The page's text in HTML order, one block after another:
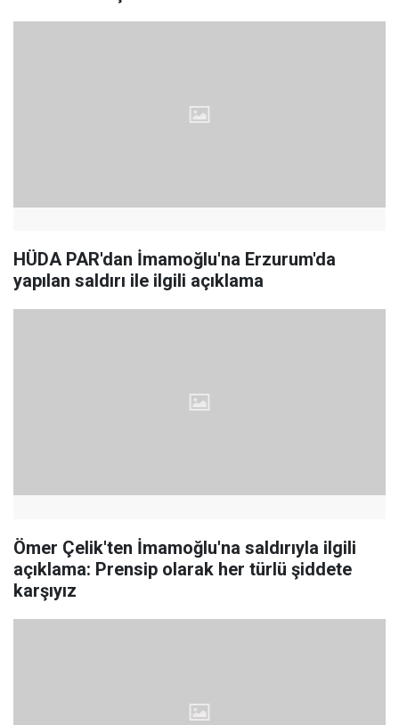
HÜDA PAR'dan İmamoğlu'na Erzurum'da
yapılan saldırı ile ilgili açıklama
Ömer Çelik'ten İmamoğlu'na saldırıyla ilgili
açıklama: Prensip olarak her türlü şiddete
karşıyız